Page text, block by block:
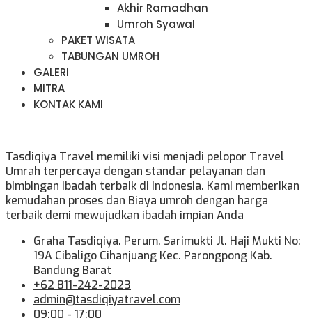
Akhir Ramadhan
Umroh Syawal
PAKET WISATA
TABUNGAN UMROH
GALERI
MITRA
KONTAK KAMI
Tasdiqiya Travel memiliki visi menjadi pelopor Travel
Umrah terpercaya dengan standar pelayanan dan
bimbingan ibadah terbaik di Indonesia. Kami memberikan
kemudahan proses dan Biaya umroh dengan harga
terbaik demi mewujudkan ibadah impian Anda
Graha Tasdiqiya. Perum. Sarimukti Jl. Haji Mukti No:
19A Cibaligo Cihanjuang Kec. Parongpong Kab.
Bandung Barat
+62 811-242-2023
admin@tasdiqiyatravel.com
09:00 - 17:00